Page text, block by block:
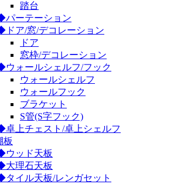
踏台
パーテーション
ドア/窓/デコレーション
ドア
窓枠/デコレーション
ウォールシェルフ/フック
ウォールシェルフ
ウォールフック
ブラケット
S管(S字フック)
卓上チェスト/卓上シェルフ
板
ウッド天板
大理石天板
タイル天板/レンガセット